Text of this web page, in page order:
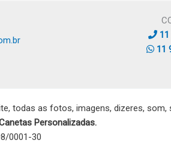
11
todas as fotos, imagens, dizeres,
Personalizadas.
0001-30